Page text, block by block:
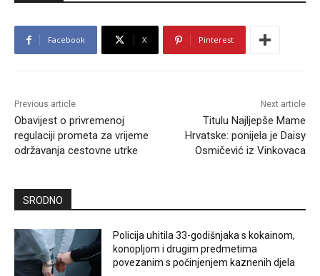
Facebook X Pinterest
Previous article
Obavijest o privremenoj
regulaciji prometa za vrijeme
održavanja cestovne utrke
Next article
Titulu Najljepše Mame
Hrvatske: ponijela je Daisy
Osmičević iz Vinkovaca
SRODNO
Policija uhitila 33-godišnjaka s kokainom,
konopljom i drugim predmetima
povezanim s počinjenjem kaznenih djela